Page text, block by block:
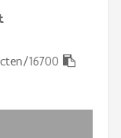
16700